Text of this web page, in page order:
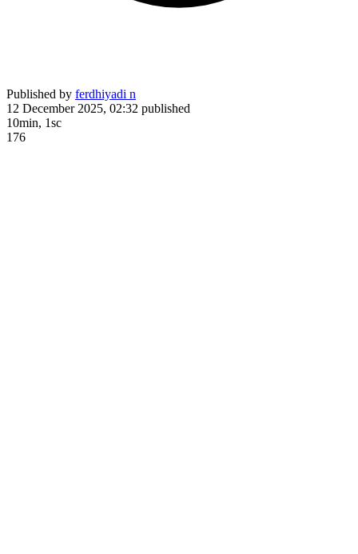
Published by ferdhiyadi n
12 December 2025, 02:32 published
10min, 1sc
176